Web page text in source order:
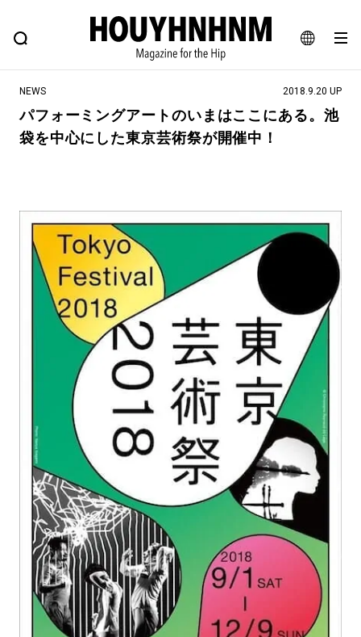
JA
EN
FEATURE BLOG SNAP
ヒップなファッション、カルチャー、ライフスタイルWEBマガジン
#NEW VINTAGE #マイナーグッド図鑑
#路地裏てぃーん。 #MONTHLY JOURNAL
#GH 銘品の所以 #フイナムのYouTube
#Commune H #FOCUS IT
#ととけん #FASHION #MUSIC #MOVIE
#LIFESTYLE #SNEAKER #OUTDOOR
#SPORTS #HANDSOME HANDBOOK
NEWS 2018.9.20 UP
パフォーミングアートのいまはここにある。池
袋を中心にした東京芸術祭が開催中！